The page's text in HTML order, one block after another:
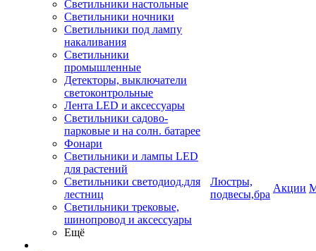
Светильники настольные
Светильники ночники
Светильники под лампу
накаливания
Светильники
промышленные
Детекторы, выключатели
светоконтрольные
Лента LED и аксессуары
Светильники садово-
парковые и на солн. батарее
Фонари
Светильники и лампы LED
для растений
Светильники светодиод.для
лестниц
Светильники трековые,
шинопровод и аксессуары
Ещё
Люстры,
подвесы,бра
Акции